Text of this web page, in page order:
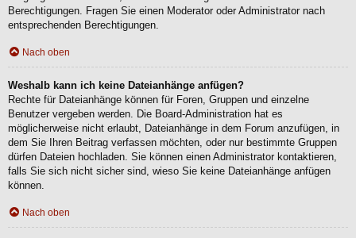
Berechtigungen. Fragen Sie einen Moderator oder Administrator nach
entsprechenden Berechtigungen.
Nach oben
Weshalb kann ich keine Dateianhänge anfügen?
Rechte für Dateianhänge können für Foren, Gruppen und einzelne
Benutzer vergeben werden. Die Board-Administration hat es
möglicherweise nicht erlaubt, Dateianhänge in dem Forum anzufügen, in
dem Sie Ihren Beitrag verfassen möchten, oder nur bestimmte Gruppen
dürfen Dateien hochladen. Sie können einen Administrator kontaktieren,
falls Sie sich nicht sicher sind, wieso Sie keine Dateianhänge anfügen
können.
Nach oben